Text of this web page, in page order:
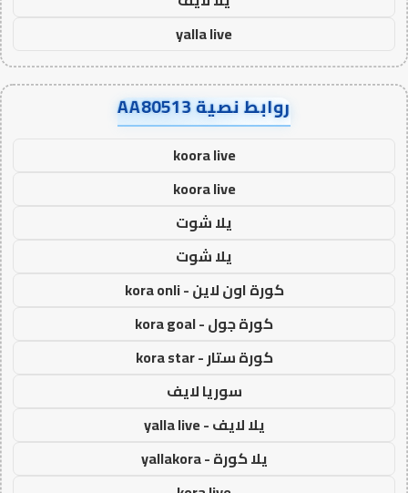
yalla live
روابط نصية AA80513
koora live
koora live
يلا شوت
يلا شوت
كورة اون لاين - kora onli
كورة جول - kora goal
كورة ستار - kora star
سوريا لايف
يلا لايف - yalla live
يلا كورة - yallakora